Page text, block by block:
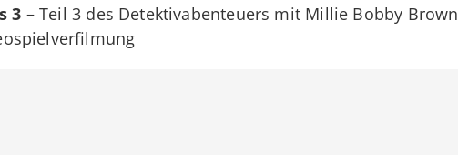
3 –Teil 3 des Detektivabenteuers mit Millie Bobby Brown